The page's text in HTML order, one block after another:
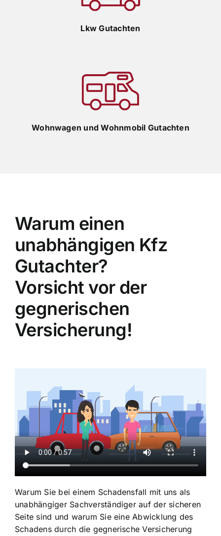
Lkw Gutachten
Wohnwagen und Wohnmobil Gutachten
Warum einen
unabhängigen Kfz
Gutachter?
Vorsicht vor der
gegnerischen
Versicherung!
Warum Sie bei einem Schadensfall mit uns als
unabhängiger Sachverständiger auf der sicheren
Seite sind und warum Sie eine Abwicklung des
Schadens durch die gegnerische Versicherung